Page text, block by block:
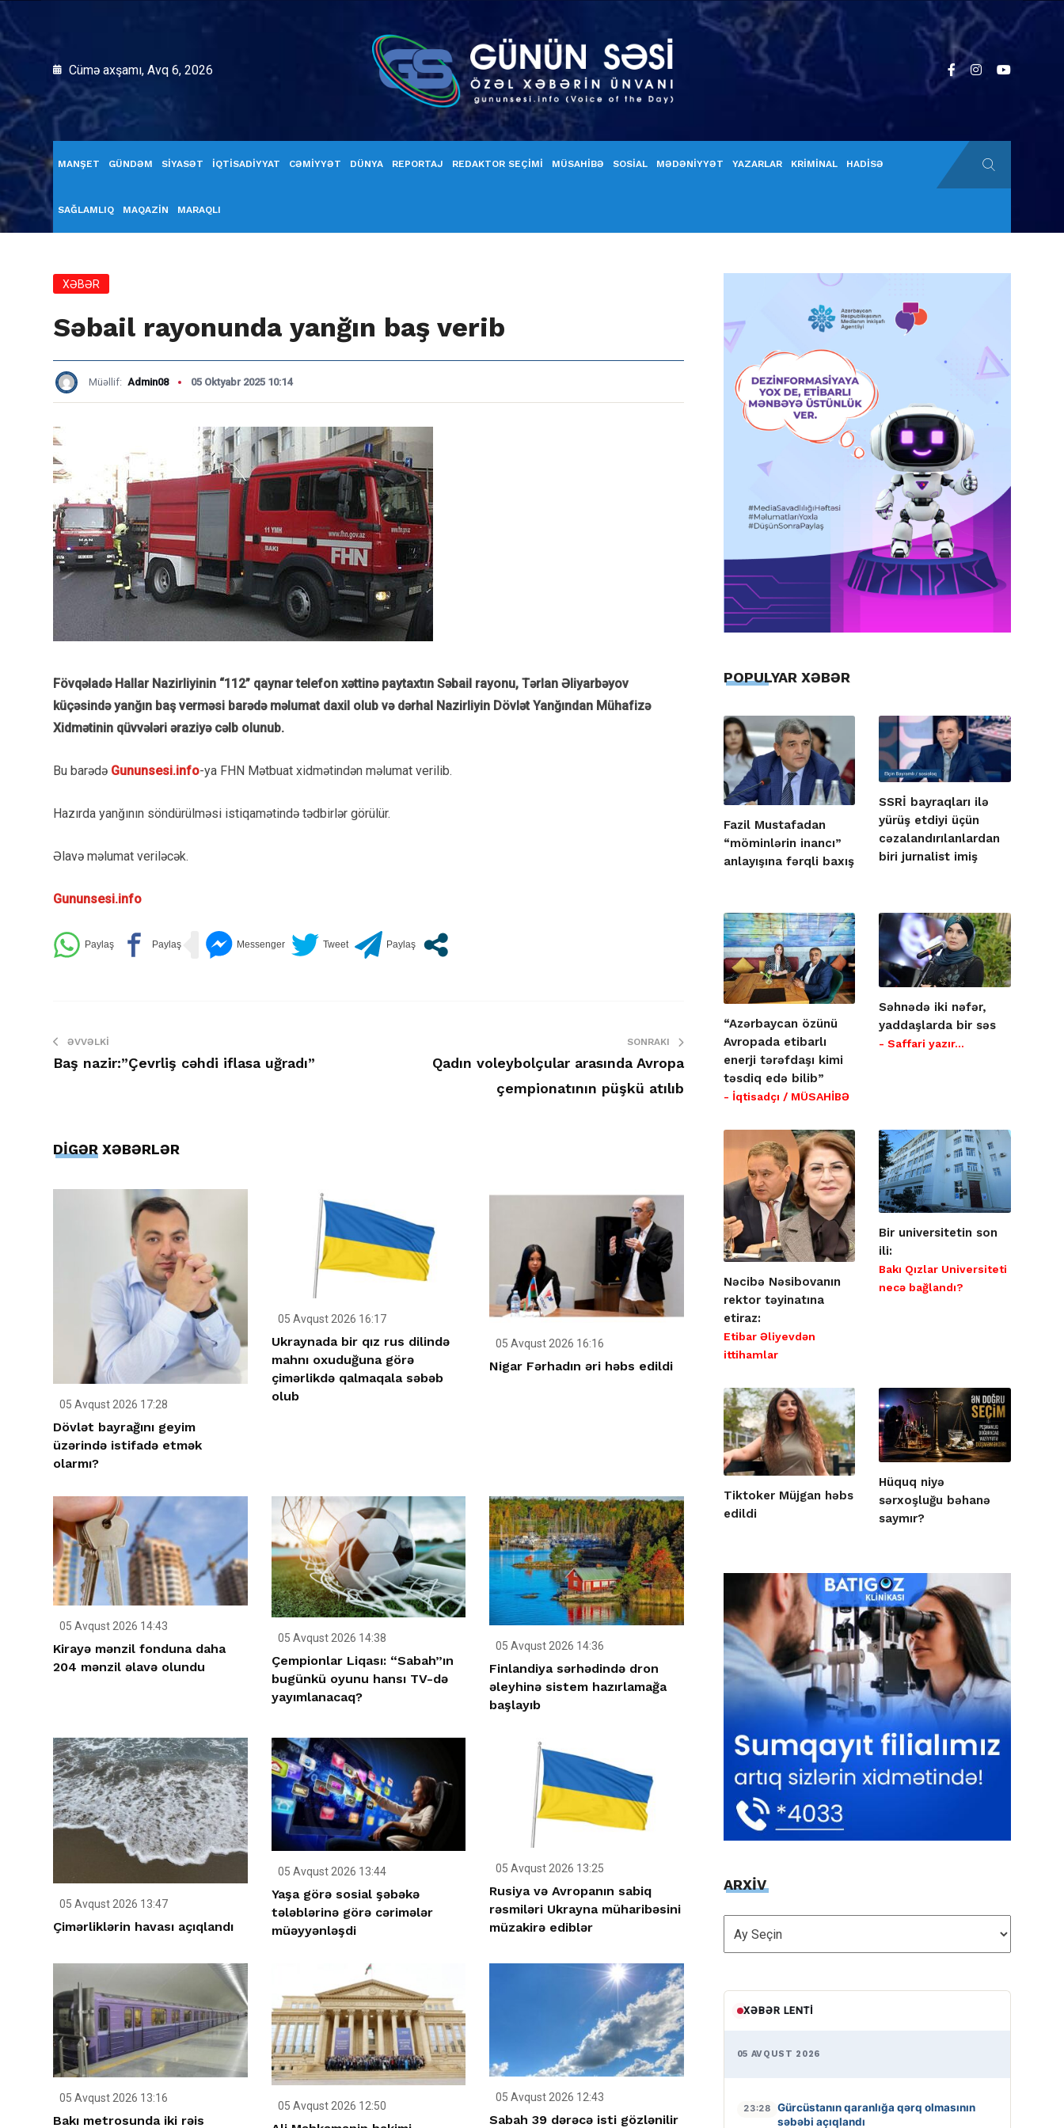
Cümə axşamı, Avq 6, 2026
MANŞET GÜNDƏM SİYASƏT İQTİSADİYYAT CƏMİYYƏT DÜNYA REPORTAJ REDAKTOR SEÇİMİ MÜSAHİBƏ SOSİAL MƏDƏNİYYƏT YAZARLAR KRİMİNAL HADİSƏ
SAĞLAMLIQ MAQAZİN MARAQLI
XƏBƏR
Səbail rayonunda yanğın baş verib
Müəllif: Admin08 05 Oktyabr 2025 10:14
Fövqəladə Hallar Nazirliyinin “112” qaynar telefon xəttinə paytaxtın Səbail rayonu, Tərlan Əliyarbəyov
küçəsində yanğın baş verməsi barədə məlumat daxil olub və dərhal Nazirliyin Dövlət Yanğından Mühafizə
Xidmətinin qüvvələri əraziyə cəlb olunub.
Bu barədə Gununsesi.info-ya FHN Mətbuat xidmətindən məlumat verilib.
Hazırda yanğının söndürülməsi istiqamətində tədbirlər görülür.
Əlavə məlumat veriləcək.
Gununsesi.info
ƏVVƏLKI
Baş nazir:”Çevrliş cəhdi iflasa uğradı”
SONRAKI
Qadın voleybolçular arasında Avropa
çempionatının püşkü atılıb
DİGƏR XƏBƏRLƏR
05 Avqust 2026 17:28
Dövlət bayrağını geyim
üzərində istifadə etmək
olarmı?
05 Avqust 2026 16:17
Ukraynada bir qız rus dilində
mahnı oxuduğuna görə
çimərlikdə qalmaqala səbəb
olub
05 Avqust 2026 16:16
Nigar Fərhadın əri həbs edildi
05 Avqust 2026 14:43
Kirayə mənzil fonduna daha
204 mənzil əlavə olundu
05 Avqust 2026 14:38
Çempionlar Liqası: “Sabah”ın
bugünkü oyunu hansı TV-də
yayımlanacaq?
05 Avqust 2026 14:36
Finlandiya sərhədində dron
əleyhinə sistem hazırlamağa
başlayıb
05 Avqust 2026 13:47
Çimərliklərin havası açıqlandı
05 Avqust 2026 13:44
Yaşa görə sosial şəbəkə
tələblərinə görə cərimələr
müəyyənləşdi
05 Avqust 2026 13:25
Rusiya və Avropanın sabiq
rəsmiləri Ukrayna müharibəsini
müzakirə ediblər
05 Avqust 2026 13:16
Bakı metrosunda iki rəis
05 Avqust 2026 12:50
05 Avqust 2026 12:43
Sabah 39 dərəcə isti gözlənilir
POPULYAR XƏBƏR
Fazil Mustafadan
“möminlərin inancı”
anlayışına fərqli baxış
SSRİ bayraqları ilə
yürüş etdiyi üçün
cəzalandırılanlardan
biri jurnalist imiş
“Azərbaycan özünü
Avropada etibarlı
enerji tərəfdaşı kimi
təsdiq edə bilib”
- İqtisadçı / MÜSAHİBƏ
Səhnədə iki nəfər,
yaddaşlarda bir səs
- Saffari yazır…
Nəcibə Nəsibovanın
rektor təyinatına
etiraz:
Etibar Əliyevdən
ittihamlar
Bir universitetin son
ili:
Bakı Qızlar Universiteti
necə bağlandı?
Tiktoker Müjgan həbs
edildi
Hüquq niyə
sərxoşluğu bəhanə
saymır?
ARXİV
ARXİV
XƏBƏR LENTI
05 AVQUST 2026
23:28
Gürcüstanın qaranlığa qərq olmasının
səbəbi açıqlandı